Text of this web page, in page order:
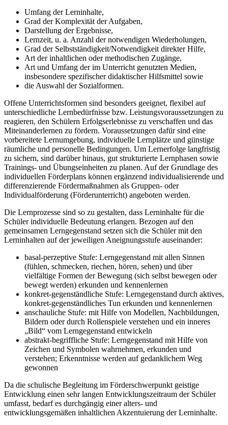
Umfang der Lerninhalte,
Grad der Komplexität der Aufgaben,
Darstellung der Ergebnisse,
Lernzeit, u. a. Anzahl der notwendigen Wiederholungen,
Grad der Selbstständigkeit/Notwendigkeit direkter Hilfe,
Art der inhaltlichen oder methodischen Zugänge,
Art und Umfang der im Unterricht genutzten Medien,
insbesondere spezifischer didaktischer Hilfsmittel sowie
die Auswahl der Sozialformen.
Offene Unterrichtsformen sind besonders geeignet, flexibel auf
unterschiedliche Lernbedürfnisse bzw. Leistungsvoraussetzungen zu
reagieren, den Schülern Erfolgserlebnisse zu verschaffen und das
Miteinanderlernen zu fördern. Voraussetzungen dafür sind eine
vorbereitete Lernumgebung, individuelle Lernplätze und günstige
räumliche und personelle Bedingungen. Um Lernerfolge langfristig
zu sichern, sind darüber hinaus, gut strukturierte Lernphasen sowie
Trainings- und Übungseinheiten zu planen. Auf der Grundlage des
individuellen Förderplans können ergänzend individualisierende und
differenzierende Fördermaßnahmen als Gruppen- oder
Individualförderung (Förderunterricht) angeboten werden.
Die Lernprozesse sind so zu gestalten, dass Lerninhalte für die
Schüler individuelle Bedeutung erlangen. Bezogen auf den
gemeinsamen Lerngegenstand setzen sich die Schüler mit den
Lerninhalten auf der jeweiligen Aneignungsstufe auseinander:
basal-perzeptive Stufe: Lerngegenstand mit allen Sinnen
(fühlen, schmecken, riechen, hören, sehen) und über
vielfältige Formen der Bewegung (sich selbst bewegen oder
bewegt werden) erkunden und kennenlernen
konkret-gegenständliche Stufe: Lerngegenstand durch aktives,
konkret-gegenständliches Tun erkunden und kennenlernen
anschauliche Stufe: mit Hilfe von Modellen, Nachbildungen,
Bildern oder durch Rollenspiele verstehen und ein inneres
„Bild“ vom Lerngegenstand entwickeln
abstrakt-begriffliche Stufe: Lerngegenstand mit Hilfe von
Zeichen und Symbolen wahrnehmen, erkunden und
verstehen; Erkenntnisse werden auf gedanklichem Weg
gewonnen
Da die schulische Begleitung im Förderschwerpunkt geistige
Entwicklung einen sehr langen Entwicklungszeitraum der Schüler
umfasst, bedarf es durchgängig einer alters- und
entwicklungsgemäßen inhaltlichen Akzentuierung der Lerninhalte.